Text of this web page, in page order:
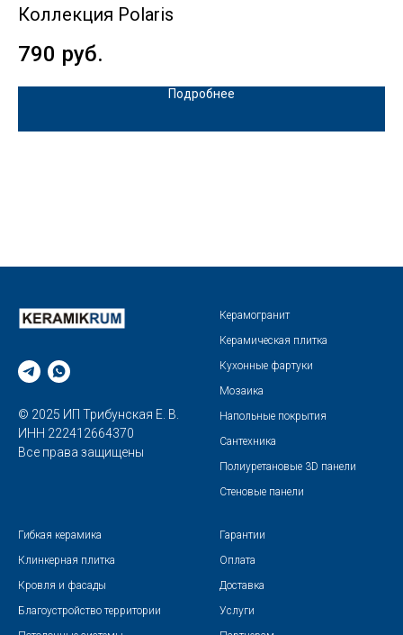
Коллекция Polaris
790 руб.
Подробнее
© 2025 ИП Трибунская Е. В.
ИНН 222412664370
Все права защищены
Керамогранит
Керамическая плитка
Кухонные фартуки
Мозаика
Напольные покрытия
Сантехника
Полиуретановые 3D панели
Стеновые панели
Гибкая керамика
Клинкерная плитка
Кровля и фасады
Благоустройство территории
Гарантии
Оплата
Доставка
Услуги